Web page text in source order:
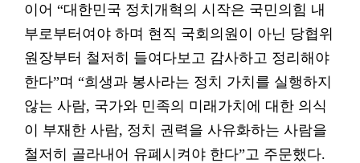
이어 “대한민국 정치개혁의 시작은 국민의힘 내
부로부터여야 하며 현직 국회의원이 아닌 당협위
원장부터 철저히 들여다보고 감사하고 정리해야
한다”며 “희생과 봉사라는 정치 가치를 실행하지
않는 사람, 국가와 민족의 미래가치에 대한 의식
이 부재한 사람, 정치 권력을 사유화하는 사람을
철저히 골라내어 유폐시켜야 한다”고 주문했다.